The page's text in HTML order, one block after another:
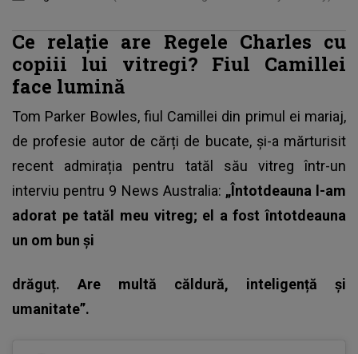
Ce relație are Regele Charles cu
copiii lui vitregi? Fiul Camillei
face lumină
Tom Parker Bowles, fiul Camillei din primul ei mariaj,
de profesie autor de cărți de bucate, și-a mărturisit
recent admirația pentru tatăl său vitreg într-un
interviu pentru 9 News Australia: „Întotdeauna l-am
adorat pe tatăl meu vitreg; el a fost întotdeauna
un om bun și
drăguț. Are multă căldură, inteligență și
umanitate”.